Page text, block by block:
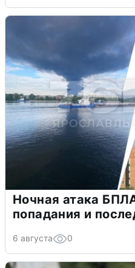
Ночная атака
попадания и
6 августа 0